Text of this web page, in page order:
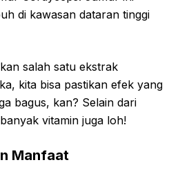
di kawasan dataran tinggi
salah satu ekstrak
kita bisa pastikan efek yang
bagus, kan? Selain dari
vitamin juga loh!
Manfaat